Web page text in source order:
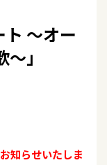
ト ～オー
」
知らせいたしま